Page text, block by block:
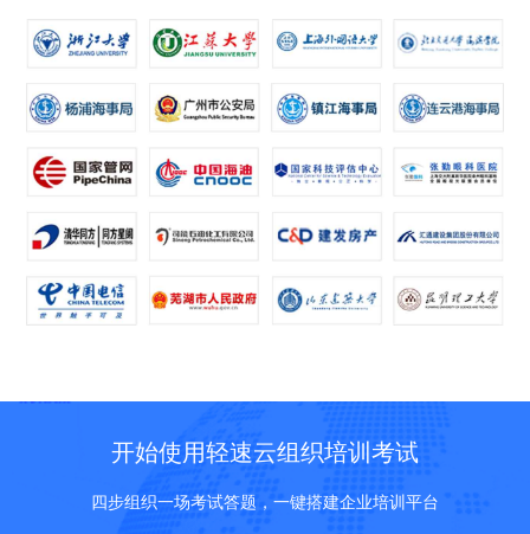
开始使用轻速云组织培训考试
四步组织一场考试答题，一键搭建企业培训平台